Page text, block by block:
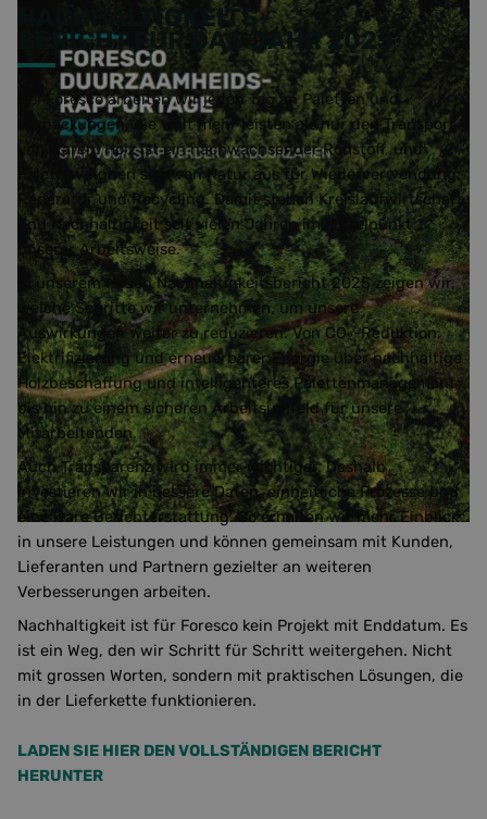
NACHHALTIGKEITS-
BERICHT FÜR DAS JAHR 2025
Bei Foresco arbeiten wir jeden Tag an Paletten und
Verpackungen, die weit mehr leisten als nur den Transport
von Waren. Holz ist ein nachwachsender Rohstoff, und
Paletten eignen sich von Natur aus für Wiederverwendung,
Reparatur und Recycling. Damit stehen Kreislaufwirtschaft
und Nachhaltigkeit seit vielen Jahren im Mittelpunkt
unserer Arbeitsweise.
In unserem neuen Nachhaltigkeitsbericht 2025 zeigen wir,
welche Schritte wir unternehmen, um unsere
Auswirkungen weiter zu reduzieren. Von CO₂-Reduktion,
Elektrifizierung und erneuerbarer Energie über nachhaltige
Holzbeschaffung und intelligenteres Palettenmanagement
bis hin zu einem sicheren Arbeitsumfeld für unsere
Mitarbeitenden.
Auch Transparenz wird immer wichtiger. Deshalb
investieren wir in bessere Daten, einheitliche Prozesse und
eine klare Berichterstattung. So erhalten wir mehr Einblick
in unsere Leistungen und können gemeinsam mit Kunden,
Lieferanten und Partnern gezielter an weiteren
Verbesserungen arbeiten.
Nachhaltigkeit ist für Foresco kein Projekt mit Enddatum. Es
ist ein Weg, den wir Schritt für Schritt weitergehen. Nicht
mit grossen Worten, sondern mit praktischen Lösungen, die
in der Lieferkette funktionieren.
LADEN SIE HIER DEN VOLLSTÄNDIGEN BERICHT
HERUNTER